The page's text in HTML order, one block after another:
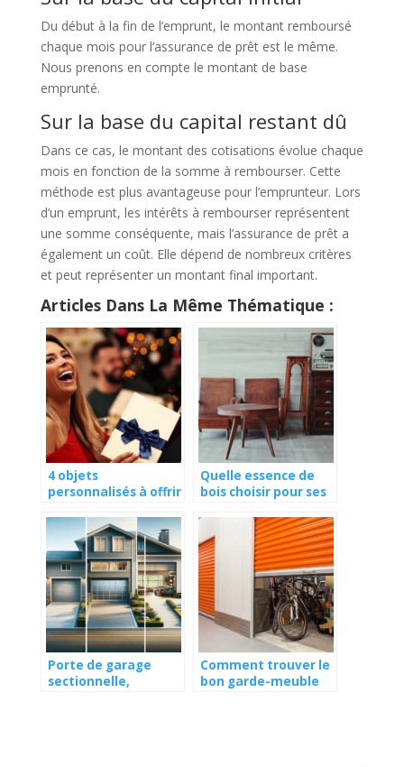
Du début à la fin de l’emprunt, le montant remboursé
chaque mois pour l’assurance de prêt est le même.
Nous prenons en compte le montant de base
emprunté.
Sur la base du capital restant dû
Dans ce cas, le montant des cotisations évolue chaque
mois en fonction de la somme à rembourser. Cette
méthode est plus avantageuse pour l’emprunteur. Lors
d’un emprunt, les intérêts à rembourser représentent
une somme conséquente, mais l’assurance de prêt a
également un coût. Elle dépend de nombreux critères
et peut représenter un montant final important.
Articles Dans La Même Thématique :
4 objets
personnalisés à offrir
Quelle essence de
bois choisir pour ses
Porte de garage
sectionnelle,
Comment trouver le
bon garde-meuble